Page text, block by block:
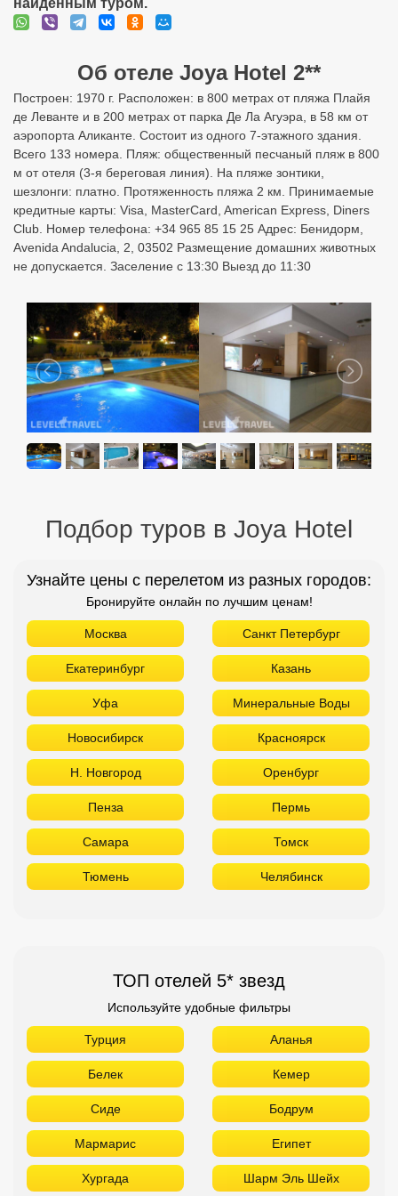
найденным туром.
Об отеле Joya Hotel 2**
Построен: 1970 г. Расположен: в 800 метрах от пляжа Плайя
де Леванте и в 200 метрах от парка Де Ла Агуэра, в 58 км от
аэропорта Аликанте. Состоит из одного 7-этажного здания.
Всего 133 номера. Пляж: общественный песчаный пляж в 800
м от отеля (3-я береговая линия). На пляже зонтики,
шезлонги: платно. Протяженность пляжа 2 км. Принимаемые
кредитные карты: Visa, MasterCard, American Express, Diners
Club. Номер телефона: +34 965 85 15 25 Адрес: Бенидорм,
Avenida Andalucia, 2, 03502 Размещение домашних животных
не допускается. Заселение с 13:30 Выезд до 11:30
Подбор туров в Joya Hotel
Узнайте цены с перелетом из разных городов:
Бронируйте онлайн по лучшим ценам!
Москва Санкт Петербург
Екатеринбург Казань
Уфа Минеральные Воды
Новосибирск Красноярск
Н. Новгород Оренбург
Пенза Пермь
Самара Томск
Тюмень Челябинск
ТОП отелей 5* звезд
Используйте удобные фильтры
Турция Аланья
Белек Кемер
Сиде Бодрум
Мармарис Египет
Хургада Шарм Эль Шейх